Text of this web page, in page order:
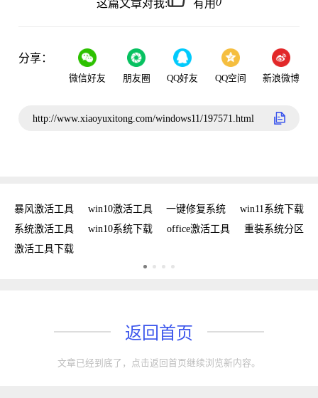
这篇文章对我: 有用
分享：
微信好友 朋友圈 QQ好友 QQ空间 新浪微博
http://www.xiaoyuxitong.com/windows11/197571.html
暴风激活工具 win10激活工具 一键修复系统
win11系统下载
系统激活工具
win10系统下载 office激活工具
重装系统分区
激活工具下载
返回首页
文章已经到底了，点击返回首页继续浏览新内容。